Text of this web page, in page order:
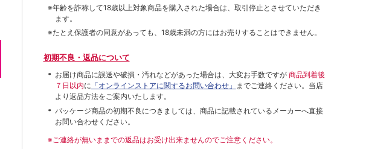
※年齢を詐称して18歳以上対象商品を購入された場合は、取引停止とさせていただき
ます。
※たとえ保護者の同意があっても、18歳未満の方にはお売りすることはできません。
初期不良・返品について
お届け商品に誤送や破損・汚れなどがあった場合は、大変お手数ですが 商品到着後
７日以内に 「オンラインストアに関するお問い合わせ」 までご連絡ください。当店
より返品方法をご案内いたします。
パッケージ商品の初期不良につきましては、商品に記載されているメーカーへ直接
お問い合わせください。
※ご連絡が無いままでの返品はお受け出来ませんのでご注意ください。